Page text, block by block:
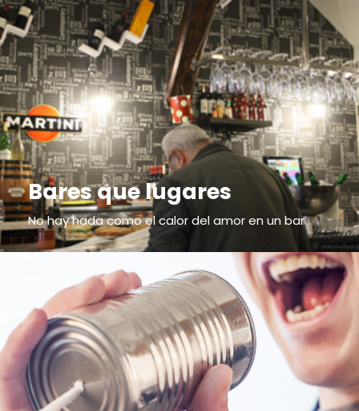
Bares que lugares
No hay nada como el calor del amor en un bar